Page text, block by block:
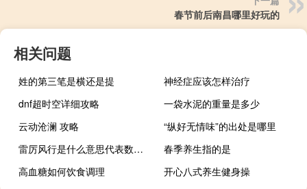
春节前后南昌哪里好玩的
相关问题
姓的第三笔是横还是提
神经症应该怎样治疗
dnf超时空详细攻略
一袋水泥的重量是多少
云动沧澜 攻略
“纵好无情味”的出处是哪里
雷厉风行是什么意思代表数字几（雷厉风行是什么意思）
春季养生指的是
高血糖如何饮食调理
开心八式养生健身操